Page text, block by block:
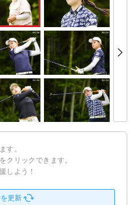
す。
クリックできます。
しよう！
更新